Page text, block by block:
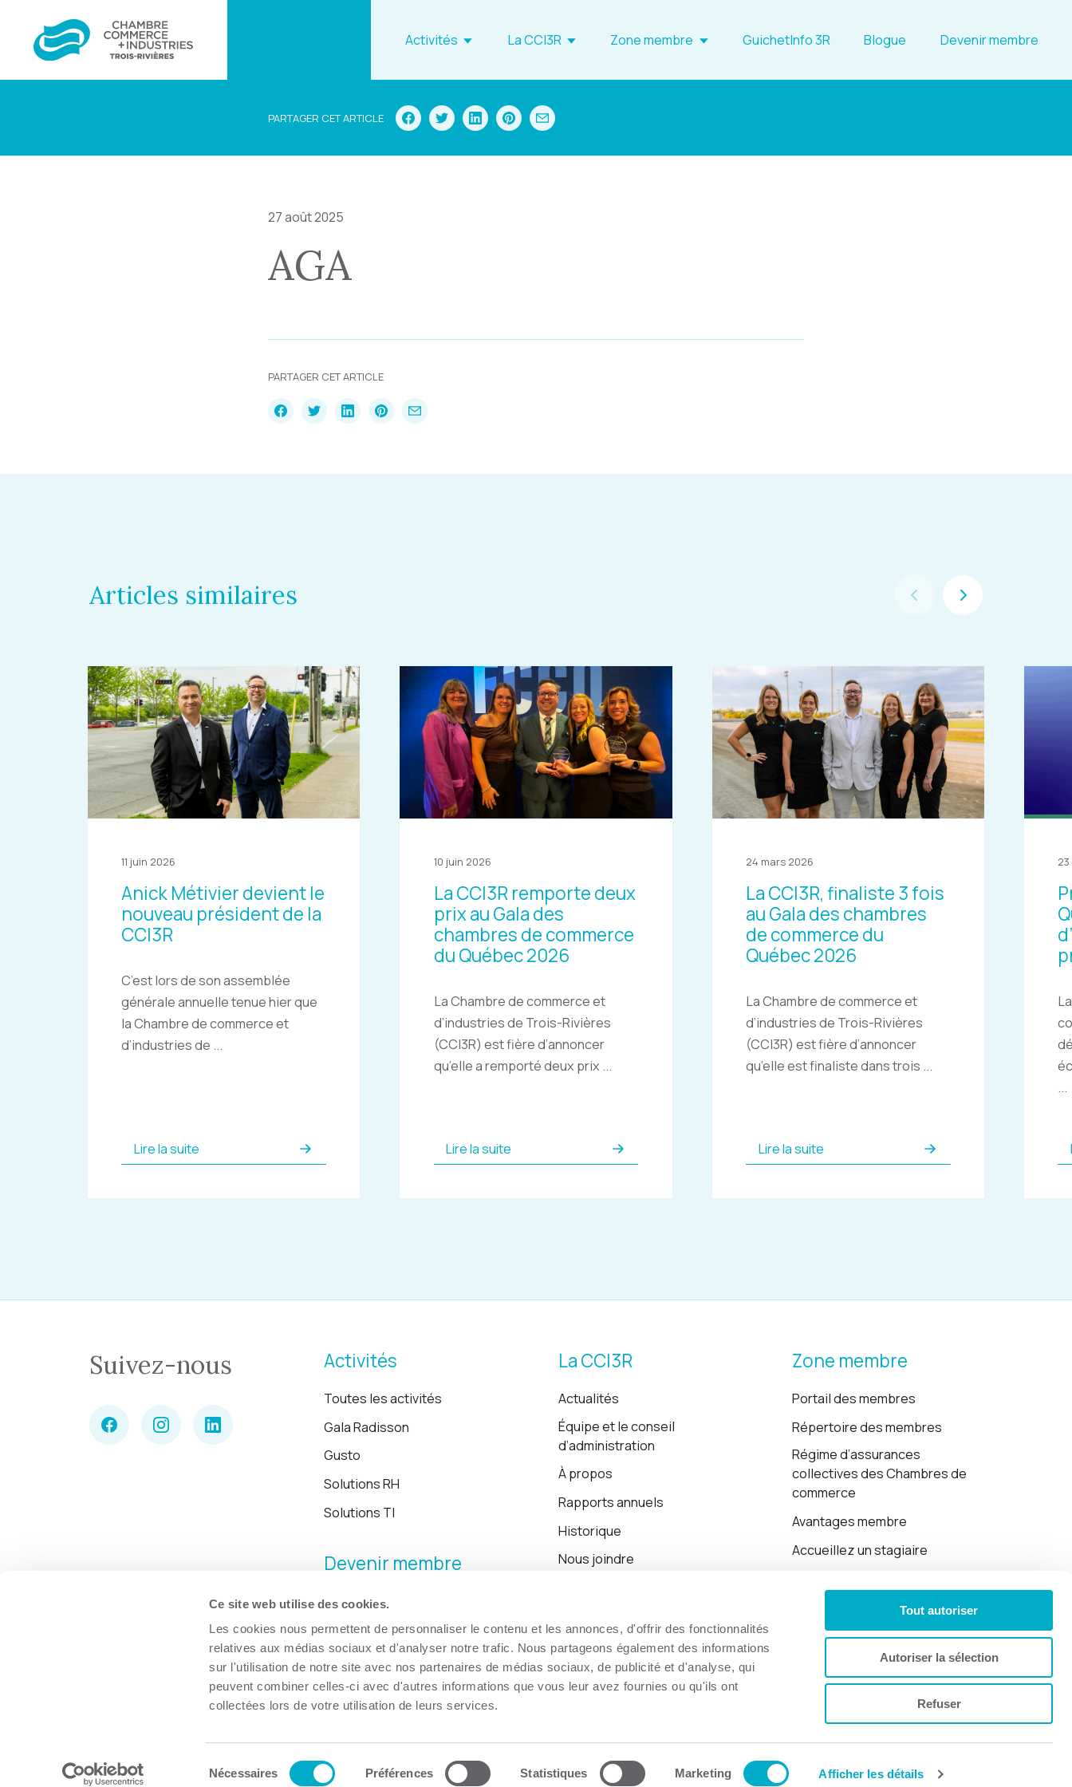
Ce site web utilise des cookies.
Les cookies nous permettent de personnaliser le contenu et les annonces, d'offrir des fonctionnalités
relatives aux médias sociaux et d'analyser notre trafic. Nous partageons également des informations
sur l'utilisation de notre site avec nos partenaires de médias sociaux, de publicité et d'analyse, qui
peuvent combiner celles-ci avec d'autres informations que vous leur avez fournies ou qu'ils ont
collectées lors de votre utilisation de leurs services.
Nécessaires Préférences Statistiques Marketing Afficher les détails
Tout autoriser
Autoriser la sélection
Refuser
Activités La CCI3R Zone membre GuichetInfo 3R Blogue Devenir membre
PARTAGER CET ARTICLE
27 août 2025
AGA
PARTAGER CET ARTICLE
Articles similaires
11 juin 2026
Anick Métivier devient le
nouveau président de la
CCI3R
C’est lors de son assemblée
générale annuelle tenue hier que
la Chambre de commerce et
d’industries de ...
Lire la suite
10 juin 2026
La CCI3R remporte deux
prix au Gala des
chambres de commerce
du Québec 2026
La Chambre de commerce et
d’industries de Trois-Rivières
(CCI3R) est fière d’annoncer
qu’elle a remporté deux prix ...
Lire la suite
24 mars 2026
La CCI3R, finaliste 3 fois
au Gala des chambres
de commerce du
Québec 2026
La Chambre de commerce et
d’industries de Trois-Rivières
(CCI3R) est fière d’annoncer
qu’elle est finaliste dans trois ...
Lire la suite
...
Suivez-nous Activités
Toutes les activités
Gala Radisson
Gusto
Solutions RH
Solutions TI
Devenir membre
La CCI3R
Actualités
Équipe et le conseil
d’administration
À propos
Rapports annuels
Historique
Nous joindre
Zone membre
Portail des membres
Répertoire des membres
Régime d’assurances
collectives des Chambres de
commerce
Avantages membre
Accueillez un stagiaire
Politique de confidentialité
© Chambre de commerce et d'industries de Trois-Rivières, 2026. Site web par 👉